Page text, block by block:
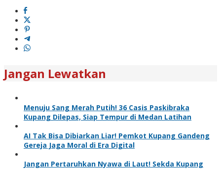
Jangan Lewatkan
Menuju Sang Merah Putih! 36 Casis Paskibraka
Kupang Dilepas, Siap Tempur di Medan Latihan
AI Tak Bisa Dibiarkan Liar! Pemkot Kupang Gandeng
Gereja Jaga Moral di Era Digital
Jangan Pertaruhkan Nyawa di Laut! Sekda Kupang